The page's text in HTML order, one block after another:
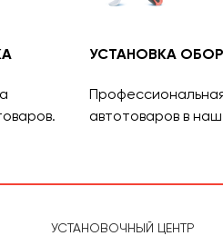
УСТАНОВКА
автотоваров в
УСТАНОВОЧНЫЙ ЦЕНТР